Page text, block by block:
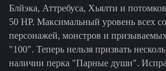
Блйэка, Аттребуса, Хьялти и
50 НР. Максимальный уровень всех
персонажей, монстров и
"100". Теперь нельзя призвать
наличии перка "Парные души".